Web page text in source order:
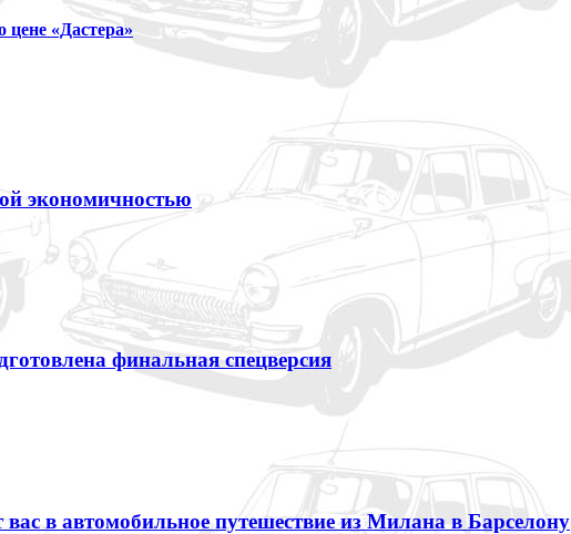
«Дастера»
экономичностью
финальная спецверсия
в автомобильное путешествие из Милана в Барселону